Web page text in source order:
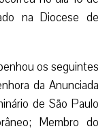
na Diocese de
os seguintes
da Anunciada
de São Paulo
Membro do